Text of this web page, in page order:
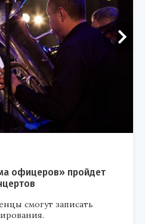
офицеров» пройдет
смогут записать